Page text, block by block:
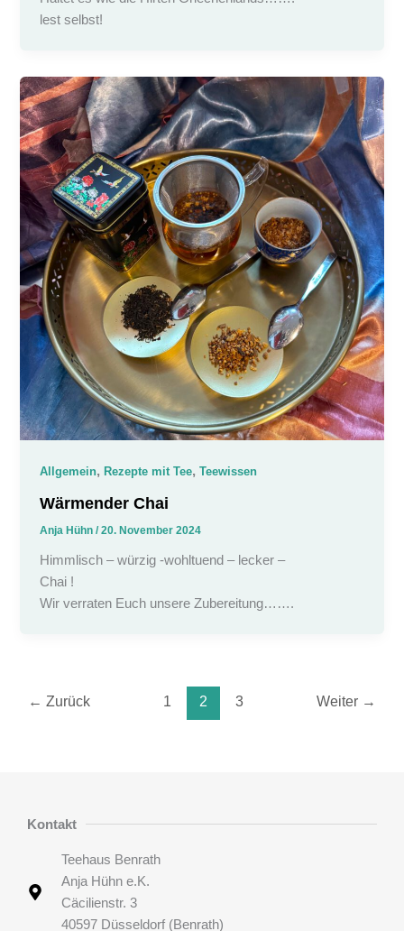
lest selbst!
Allgemein,Rezepte mit Tee,Teewissen
Wärmender Chai
Anja Hühn/20. November 2024
Himmlisch – würzig -wohltuend – lecker –
Chai !
Wir verraten Euch unsere Zubereitung…….
← Zurück 1 2 3 Weiter →
Kontakt
Teehaus Benrath
Anja Hühn e.K.
Cäcilienstr. 3
40597 Düsseldorf (Benrath)